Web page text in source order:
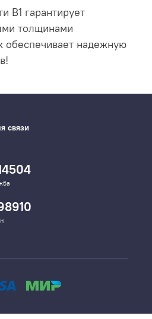
В1 гарантирует
толщинами
обеспечивает надежную
связи